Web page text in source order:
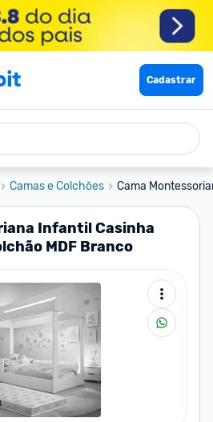
Cadastrar
Camas e Colchões Cama
Infantil Casinha
MDF Branco